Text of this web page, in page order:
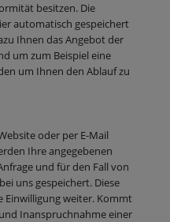
besitzen. Die
automatisch gespeichert
Ihnen das Angebot der
um zum Beispiel eine
um Ihnen den Ablauf zu
oder per E-Mail
Ihre angegebenen
und für den Fall von
uns gespeichert. Diese
Einwilligung weiter. Kommt
Inanspruchnahme einer